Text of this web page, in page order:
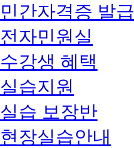
민간자격증 발급
전자민원실
수강생 혜택
실습지원
실습 보장반
현장실습안내